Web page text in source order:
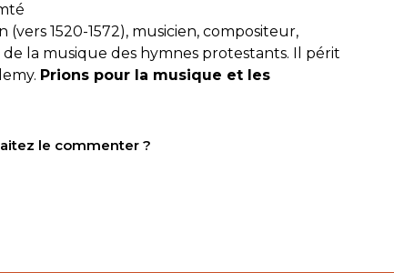
1520-1572), musicien, compositeur,
la musique des hymnes protestants. Il périt
Prions pour la musique et les
le commenter ?